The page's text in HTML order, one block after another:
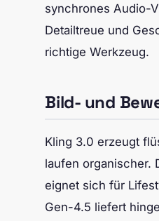
synchrones Audio-
Detailtreue und
richtige Werkzeug.
Bild- und
Kling 3.0 erzeugt
laufen organischer.
eignet sich für
Gen-4.5 liefert